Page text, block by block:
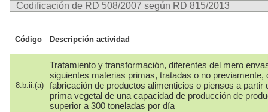
Codificación de RD 508/2007 según RD 815/2013
Código Descripción actividad
8.b.ii.(a)
Tratamiento y transformación, diferentes del mero
siguientes materias primas, tratadas o no previamente,
fabricación de productos alimenticios o piensos a partir
prima vegetal de una capacidad de producción de
superior a 300 toneladas por día